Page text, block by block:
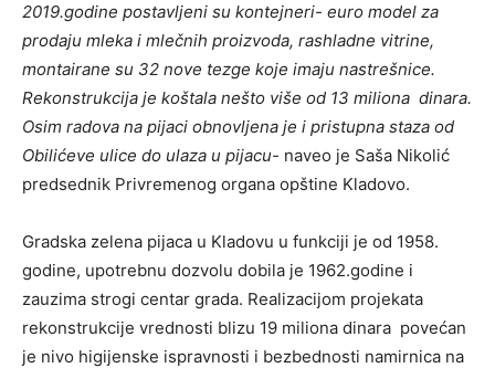
2019.godine postavljeni su kontejneri- euro model za
prodaju mleka i mlečnih proizvoda, rashladne vitrine,
montairane su 32 nove tezge koje imaju nastrešnice.
Rekonstrukcija je koštala nešto više od 13 miliona dinara.
Osim radova na pijaci obnovljena je i pristupna staza od
Obilićeve ulice do ulaza u pijacu- naveo je Saša Nikolić
predsednik Privremenog organa opštine Kladovo.
Gradska zelena pijaca u Kladovu u funkciji je od 1958.
godine, upotrebnu dozvolu dobila je 1962.godine i
zauzima strogi centar grada. Realizacijom projekata
rekonstrukcije vrednosti blizu 19 miliona dinara povećan
je nivo higijenske ispravnosti i bezbednosti namirnica na